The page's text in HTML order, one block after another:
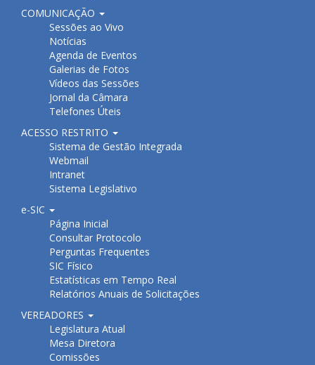
COMUNICAÇÃO
Sessões ao Vivo
Notícias
Agenda de Eventos
Galerias de Fotos
Vídeos das Sessões
Jornal da Câmara
Telefones Úteis
ACESSO RESTRITO
Sistema de Gestão Integrada
Webmail
Intranet
Sistema Legislativo
e-SIC
Página Inicial
Consultar Protocolo
Perguntas Frequentes
SIC Físico
Estatísticas em Tempo Real
Relatórios Anuais de Solicitações
VEREADORES
Legislatura Atual
Mesa Diretora
Comissões